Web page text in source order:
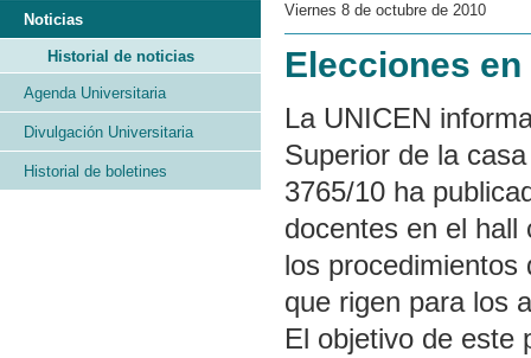
Viernes 8 de octubre de 2010
Elecciones
La UNICEN
Superior de la
3765/10 ha
docentes en el hall
los procedimientos
que rigen para los
El objetivo de este
Noticias
Historial de noticias
Agenda Universitaria
Divulgación Universitaria
Historial de boletines